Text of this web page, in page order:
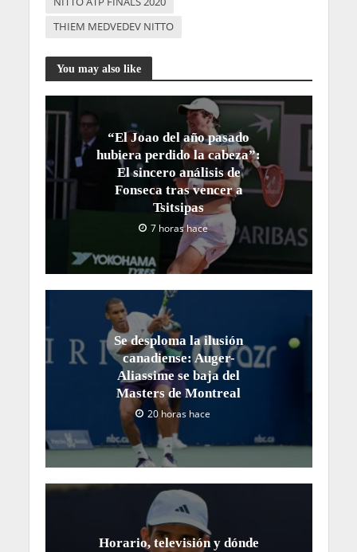
THIEM MEDVEDEV NITTO
You may also like
“El Joao del año pasado
hubiera perdido la cabeza”:
El sincero análisis de
Fonseca tras vencer a
Tsitsipas
7 horas hace
Se desploma la ilusión
canadiense: Auger-
Aliassime se baja del
Masters de Montreal
20 horas hace
Horario, televisión y dónde